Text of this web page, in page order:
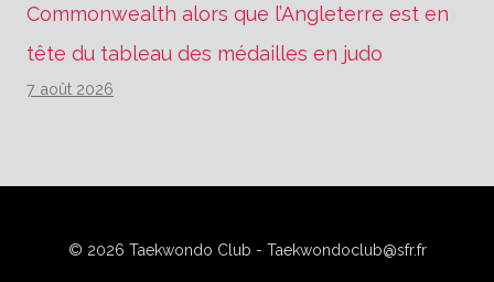
Commonwealth alors que l’Angleterre est en
tête du tableau des médailles en judo
7 août 2026
© 2026 Taekwondo Club - Taekwondoclub@sfr.fr